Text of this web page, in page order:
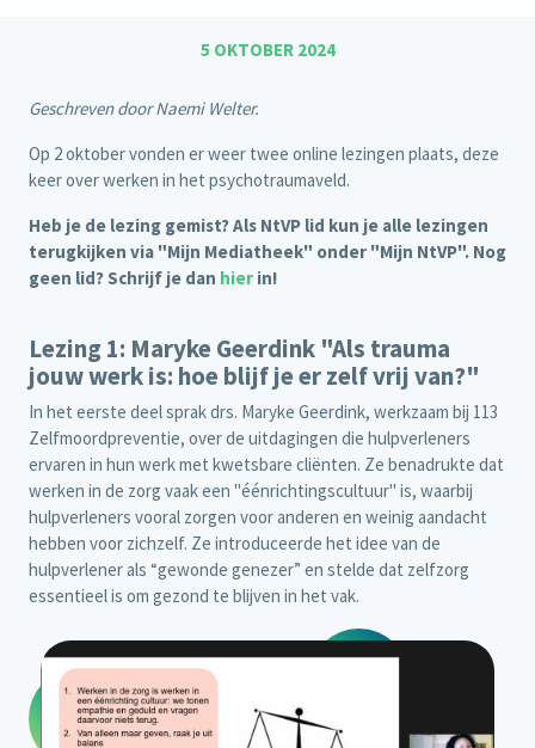
5 OKTOBER 2024
Geschreven door Naemi Welter.
Op 2 oktober vonden er weer twee online lezingen plaats, deze
keer over werken in het psychotraumaveld.
Heb je de lezing gemist? Als NtVP lid kun je alle lezingen
terugkijken via "Mijn Mediatheek" onder "Mijn NtVP". Nog
geen lid? Schrijf je dan hier in!
Lezing 1: Maryke Geerdink "Als trauma
jouw werk is: hoe blijf je er zelf vrij van?"
In het eerste deel sprak drs. Maryke Geerdink, werkzaam bij 113
Zelfmoordpreventie, over de uitdagingen die hulpverleners
ervaren in hun werk met kwetsbare cliënten. Ze benadrukte dat
werken in de zorg vaak een "éénrichtingscultuur" is, waarbij
hulpverleners vooral zorgen voor anderen en weinig aandacht
hebben voor zichzelf. Ze introduceerde het idee van de
hulpverlener als “gewonde genezer” en stelde dat zelfzorg
essentieel is om gezond te blijven in het vak.